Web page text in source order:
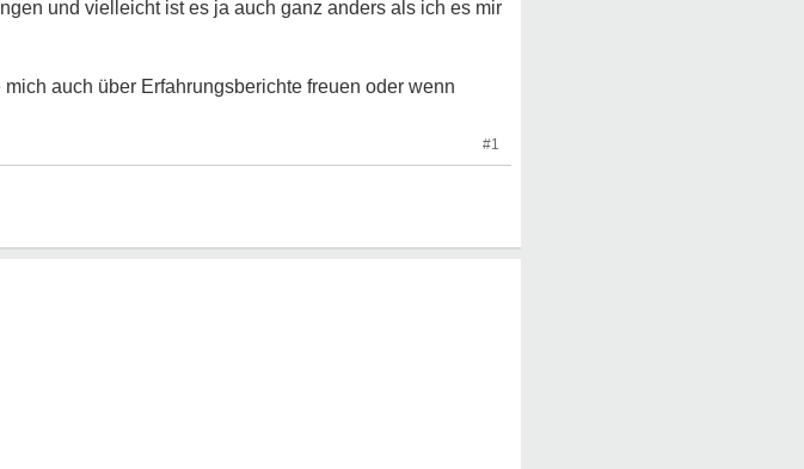
und vielleicht ist es ja auch ganz anders als ich es mir
auch über Erfahrungsberichte freuen oder wenn
#1